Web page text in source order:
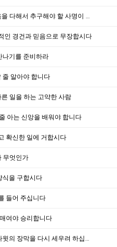
[왕하 23:21-30] 마음을 다해서 추구해야 할 사명이 있습니다
인 경건과 믿음으로 무장합시다
나기를 준비하라
줄 알아야 합니다
른 일을 하는 고약한 사람
아는 신앙을 배워야 합니다
확신한 일에 거합시다
무엇인가
식을 구합시다
들어 주십니다
여야 승리합니다
[암 9:1-15] 무너진 다윗의 장막을 다시 세우려 하십니다